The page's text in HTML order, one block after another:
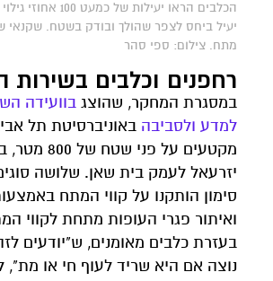
הכלבים הראו יעילות של
יעיל ביחס לצפר שהולך ובודק בשטח. שקנאי
מתח. צילום: ספי סהר
רחפנים וכלבים בשירות
במסגרת המחקר, שהוצג
למדע ולסביבה
מקטעים על פני
יזרעאל לעמק בית שאן. שלושה
סימון הותקנו על קווי המתח
ואיתור פגרי העופות מתחת לקווי
בעזרת כלבים מאומנים, ש"יודעים
נוצה אם היא שריד לעוף חי או מת",